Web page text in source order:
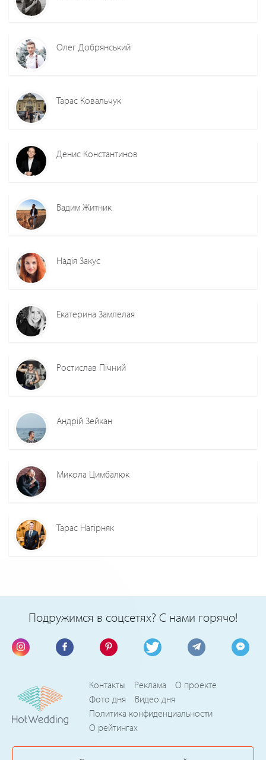
Олег Добрянський
Тарас Ковальчук
Денис Константинов
Вадим Житник
Надія Закус
Екатерина Замлелая
Ростислав Пічний
Андрій Зейкан
Микола Цимбалюк
Тарас Нагірняк
Подружимся в соцсетях? С нами горячо!
Контакты Реклама
О проекте
Фото дня
Видео дня
Политика конфиденциальности
О рейтингах